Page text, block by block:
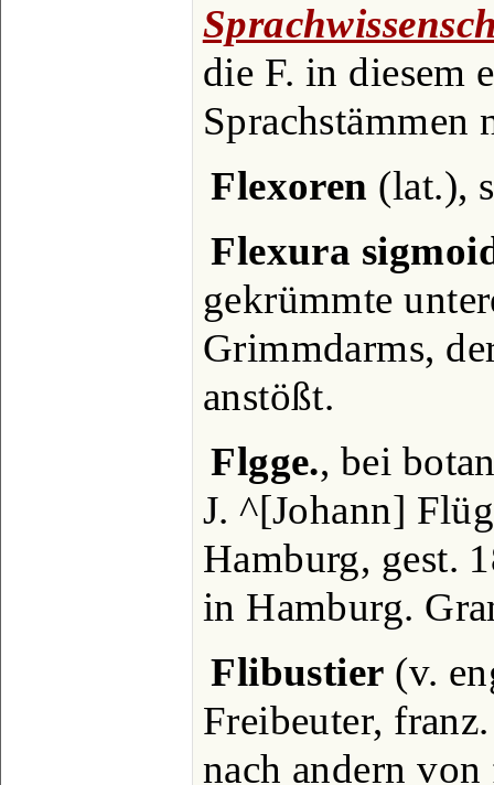
die F. in diesem
Sprachstämmen
Flexoren (lat.),
Flexura
gekrümmte
Grimmdarms,
anstößt.
Flgge., bei
J. ^[Johann]
Hamburg, gest.
in Hamburg.
Flibustier (v.
Freibeuter,
nach andern